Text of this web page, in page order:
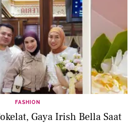
FASHION
Gaya Irish Bella Saat